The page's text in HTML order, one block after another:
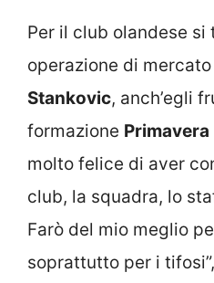
Per il club olandese
operazione di
Stankovic, anch’egli
formazione Primavera
molto felice di aver
club, la squadra, lo
Farò del mio meglio
soprattutto per i